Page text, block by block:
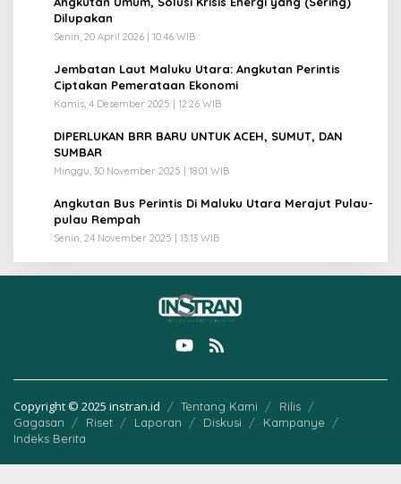
Dilupakan
Senin, 20 April 2026 | 10:46 WIB
Jembatan Laut Maluku Utara: Angkutan Perintis
Ciptakan Pemerataan Ekonomi
Kamis, 4 Desember 2025 | 12:26 WIB
DIPERLUKAN BRR BARU UNTUK ACEH, SUMUT, DAN
SUMBAR
Minggu, 30 November 2025 | 18:01 WIB
Angkutan Bus Perintis Di Maluku Utara Merajut Pulau-
pulau Rempah
Senin, 24 November 2025 | 13:13 WIB
Copyright © 2025 instran.id Tentang Kami
Rilis
Gagasan
Riset Laporan Diskusi
Kampanye
Indeks Berita